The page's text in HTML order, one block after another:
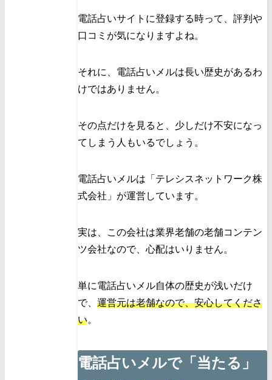
電話占いサイトに登録する時って、評判や
口コミが気になりますよね。
それに、電話占いメルは長い歴史があるわ
けではありません。
その点だけを見ると、少しだけ不安になっ
てしまう人もいるでしょう。
電話占いメルは「テレシスネットワーク株
式会社」が運営しています。
実は、この会社は業界老舗の老舗コンテン
ツ会社なので、心配はいりません。
単に電話占いメル自体の歴史が浅いだけ
で、 運営元は老舗なので、安心してくださ
い。
電話占いメルで「当たる」